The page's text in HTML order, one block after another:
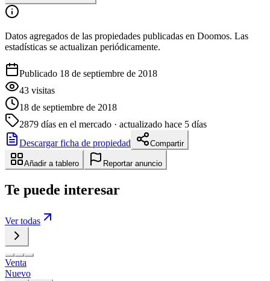
Datos agregados de las propiedades publicadas en Doomos. Las
estadísticas se actualizan periódicamente.
Publicado 18 de septiembre de 2018
43 visitas
18 de septiembre de 2018
2879 días en el mercado · actualizado hace 5 días
Descargar ficha de propiedad
Compartir
Añadir a tablero Reportar anuncio
Te puede interesar
Ver todas
Venta
Nuevo